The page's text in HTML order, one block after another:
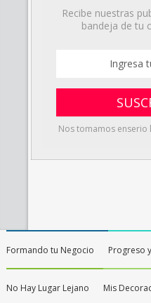
Recibe nuestras
bandeja de tu
Nos tomamos
Formando tu Negocio Progreso
No Hay Lugar Lejano Mis